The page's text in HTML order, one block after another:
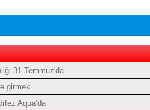
31 Temmuz'da...
girmek...
Aqua’da